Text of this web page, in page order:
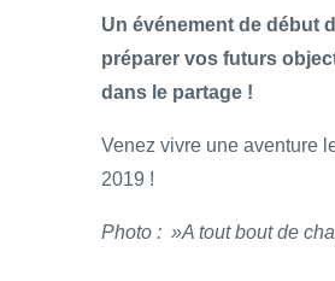
Un événement de début
préparer vos futurs
dans le partage !
Venez vivre une aventure
2019 !
Photo : »A tout bout de